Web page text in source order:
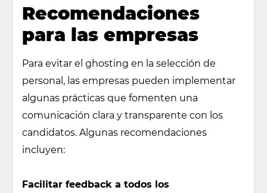
Recomendaciones
para las empresas
Para evitar el ghosting en la selección de
personal, las empresas pueden implementar
algunas prácticas que fomenten una
comunicación clara y transparente con los
candidatos. Algunas recomendaciones
incluyen:
Facilitar feedback a todos los